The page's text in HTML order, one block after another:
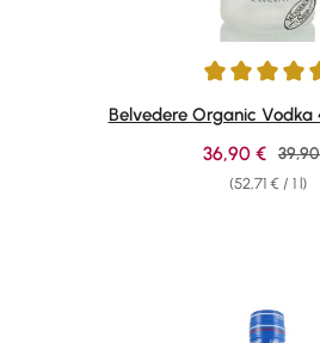
Average rating of 5 out of 5 stars
Belvedere Organic Vodka
(52,71 € / 1 l)
Sale
36,90 €